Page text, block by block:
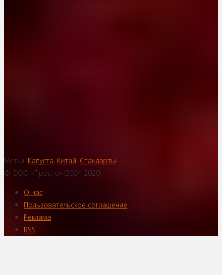
Метки: Капуста, Китай, Стандарты
© ООО «Просто» (2004-2020)
О нас
Пользовательское соглашение
Реклама
RSS